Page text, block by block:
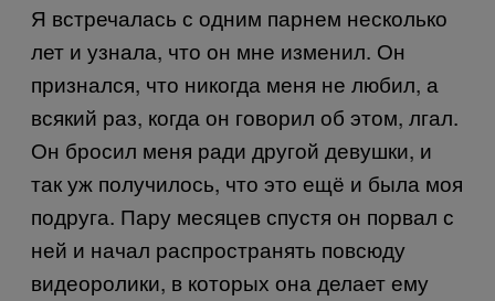
Я встречалась с одним парнем несколько
лет и узнала, что он мне изменил. Он
признался, что никогда меня не любил, а
всякий раз, когда он говорил об этом, лгал.
Он бросил меня ради другой девушки, и
так уж получилось, что это ещё и была моя
подруга. Пару месяцев спустя он порвал с
ней и начал распространять повсюду
видеоролики, в которых она делает ему